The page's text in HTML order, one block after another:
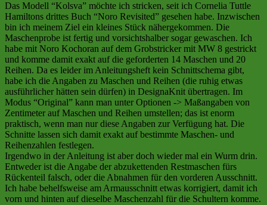
Das Modell “Kolsva” möchte ich stricken, seit ich Cornelia Tuttle
Hamiltons drittes Buch “Noro Revisited” gesehen habe. Inzwischen
bin ich meinem Ziel ein kleines Stück nähergekommen. Die
Maschenprobe ist fertig und vorsichtshalber sogar gewaschen. Ich
habe mit Noro Kochoran auf dem Grobstricker mit MW 8 gestrickt
und komme damit exakt auf die geforderten 14 Maschen und 20
Reihen. Da es leider im Anleitungsheft kein Schnittschema gibt,
habe ich die Angaben zu Maschen und Reihen (die ruhig etwas
ausführlicher hätten sein dürfen) in DesignaKnit übertragen. Im
Modus “Original” kann man unter Optionen -> Maßangaben von
Zentimeter auf Maschen und Reihen umstellen; das ist enorm
praktisch, wenn man nur diese Angaben zur Verfügung hat. Die
Schnitte lassen sich damit exakt auf bestimmte Maschen- und
Reihenzahlen festlegen.
Irgendwo in der Anleitung ist aber doch wieder mal ein Wurm drin.
Entweder ist die Angabe der abzukettenden Restmaschen fürs
Rückenteil falsch, oder die Abnahmen für den vorderen Ausschnitt.
Ich habe behelfsweise am Armausschnitt etwas korrigiert, damit ich
vorn und hinten auf dieselbe Maschenzahl für die Schultern komme.